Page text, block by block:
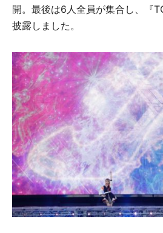
開。最後は6人全員が集合し、『
披露しました。